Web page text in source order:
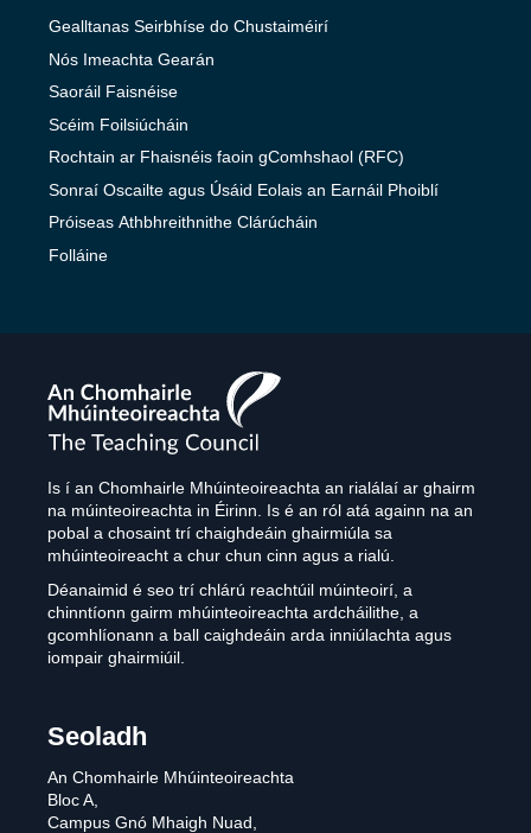
Gealltanas Seirbhíse do Chustaiméirí
Nós Imeachta Gearán
Saoráil Faisnéise
Scéim Foilsiúcháin
Rochtain ar Fhaisnéis faoin gComhshaol (RFC)
Sonraí Oscailte agus Úsáid Eolais an Earnáil Phoiblí
Próiseas Athbhreithnithe Clárúcháin
Folláine
The
Teaching
Council
Is í an Chomhairle Mhúinteoireachta an rialálaí ar ghairm
na múinteoireachta in Éirinn. Is é an ról atá againn na an
pobal a chosaint trí chaighdeáin ghairmiúla sa
mhúinteoireacht a chur chun cinn agus a rialú.
Déanaimid é seo trí chlárú reachtúil múinteoirí, a
chinntíonn gairm mhúinteoireachta ardcháilithe, a
gcomhlíonann a ball caighdeáin arda inniúlachta agus
iompair ghairmiúil.
Seoladh
An Chomhairle Mhúinteoireachta
Bloc A,
Campus Gnó Mhaigh Nuad,